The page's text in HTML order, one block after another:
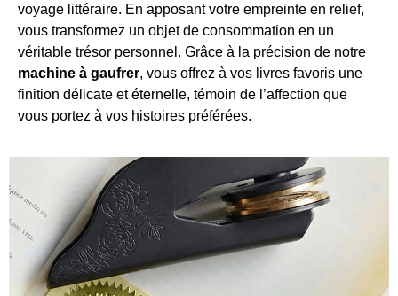
voyage littéraire. En apposant votre empreinte en relief,
vous transformez un objet de consommation en un
véritable trésor personnel. Grâce à la précision de notre
machine à gaufrer, vous offrez à vos livres favoris une
finition délicate et éternelle, témoin de l’affection que
vous portez à vos histoires préférées.